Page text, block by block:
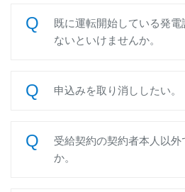
既に運転開始している発
ないといけませんか。
申込みを取り消ししたい。
受給契約の契約者本人以
か。